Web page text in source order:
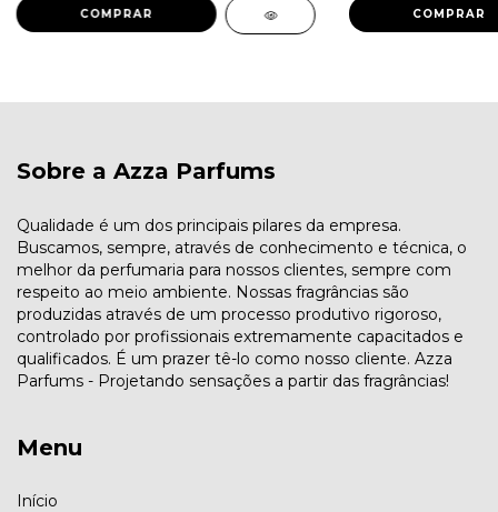
COMPRAR COMPRAR
Sobre a Azza Parfums
Qualidade é um dos principais pilares da empresa.
Buscamos, sempre, através de conhecimento e técnica, o
melhor da perfumaria para nossos clientes, sempre com
respeito ao meio ambiente. Nossas fragrâncias são
produzidas através de um processo produtivo rigoroso,
controlado por profissionais extremamente capacitados e
qualificados. É um prazer tê-lo como nosso cliente. Azza
Parfums - Projetando sensações a partir das fragrâncias!
Menu
Início